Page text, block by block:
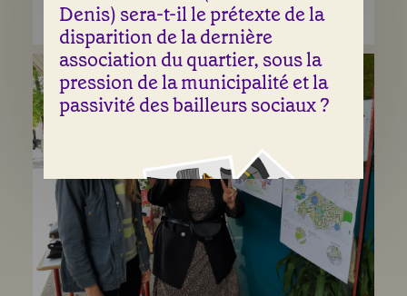
Denis) sera-t-il le prétexte de la
disparition de la dernière
association du quartier, sous la
pression de la municipalité et la
passivité des bailleurs sociaux ?